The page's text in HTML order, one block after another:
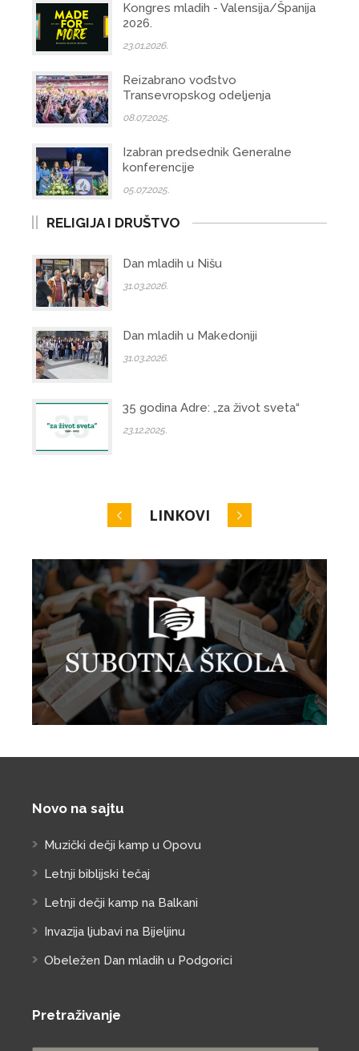
Kongres mladih - Valensija/Španija
2026.
23.01.2026.
Reizabrano vođstvo
Transevropskog odeljenja
08.07.2025.
Izabran predsednik Generalne
konferencije
05.07.2025.
RELIGIJA I DRUŠTVO
Dan mladih u Nišu
31.03.2026.
Dan mladih u Makedoniji
31.03.2026.
35 godina Adre: „za život sveta“
23.12.2025.
LINKOVI
Novo na sajtu
Muzički dečji kamp u Opovu
Letnji biblijski tečaj
Letnji dečji kamp na Balkani
Invazija ljubavi na Bijeljinu
Obeležen Dan mladih u Podgorici
Pretraživanje